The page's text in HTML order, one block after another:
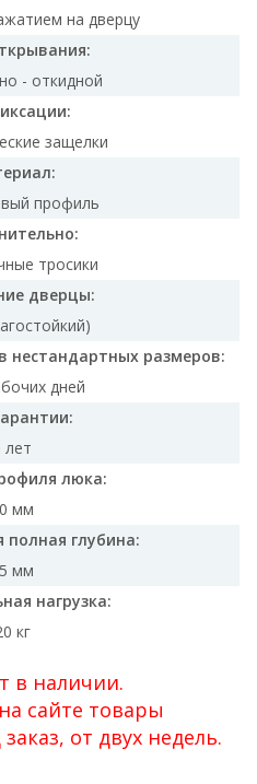
на дверцу
- откидной
защелки
профиль
тросики
дверцы:
нестандартных размеров:
дней
лет
люка:
мм
глубина:
мм
нагрузка:
кг
в наличии.
сайте товары
от двух недель.